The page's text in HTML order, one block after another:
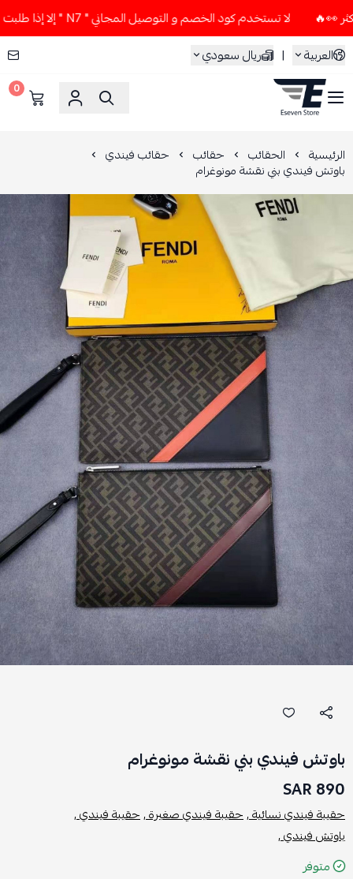
لا تستخدم كود الخصم و التوصيل المجاني " N7 " إلا إذا طلبت قطعتين أو أكثر 👀🔥
العربية
| ريال سعودي
ESEVEN STORE
0
الرئيسية الحقائب حقائب حقائب فيندي
باوتش فيندي بني نقشة مونوغرام
باوتش فيندي بني نقشة مونوغرام
890 SAR
حقيبة فيندي نسائية ,حقيبة فيندي صغيرة ,حقيبة فيندي ,
باوتش فيندي ,
متوفر